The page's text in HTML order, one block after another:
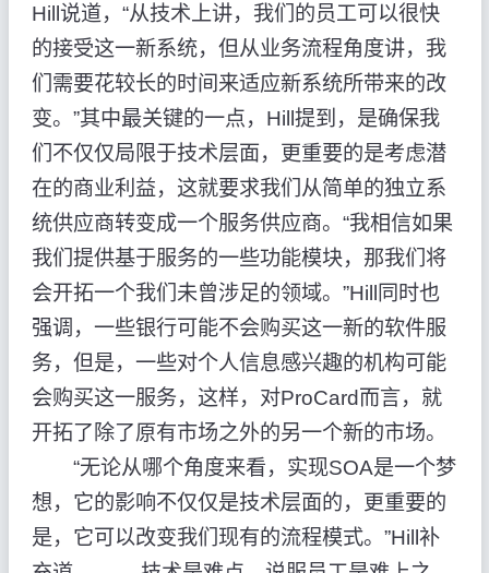
Hill说道，“从技术上讲，我们的员工可以很快
的接受这一新系统，但从业务流程角度讲，我
们需要花较长的时间来适应新系统所带来的改
变。”其中最关键的一点，Hill提到，是确保我
们不仅仅局限于技术层面，更重要的是考虑潜
在的商业利益，这就要求我们从简单的独立系
统供应商转变成一个服务供应商。“我相信如果
我们提供基于服务的一些功能模块，那我们将
会开拓一个我们未曾涉足的领域。”Hill同时也
强调，一些银行可能不会购买这一新的软件服
务，但是，一些对个人信息感兴趣的机构可能
会购买这一服务，这样，对ProCard而言，就
开拓了除了原有市场之外的另一个新的市场。
“无论从哪个角度来看，实现SOA是一个梦
想，它的影响不仅仅是技术层面的，更重要的
是，它可以改变我们现有的流程模式。”Hill补